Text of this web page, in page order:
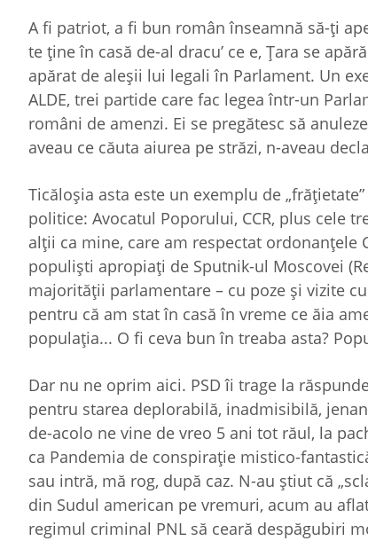
A fi patriot, a fi bun român înseamnă să-ţi
te ţine în casă de-al dracu’ ce e, Ţara se
apărat de aleşii lui legali în Parlament. Un
ALDE, trei partide care fac legea într-un
români de amenzi. Ei se pregătesc să
aveau ce căuta aiurea pe străzi, n-aveau
Ticăloşia asta este un exemplu de
politice: Avocatul Poporului, CCR, plus cele
alţii ca mine, care am respectat
populişti apropiaţi de Sputnik-ul Moscovei
majorităţii parlamentare – cu poze şi vizite
pentru că am stat în casă în vreme ce ăia
populaţia... O fi ceva bun în treaba asta?
Dar nu ne oprim aici. PSD îi trage la
pentru starea deplorabilă, inadmisibilă,
de-acolo ne vine de vreo 5 ani tot răul, la
ca Pandemia de conspiraţie mistico-
sau intră, mă rog, după caz. N-au ştiut că
din Sudul american pe vremuri, acum au
regimul criminal PNL să ceară despăgubiri